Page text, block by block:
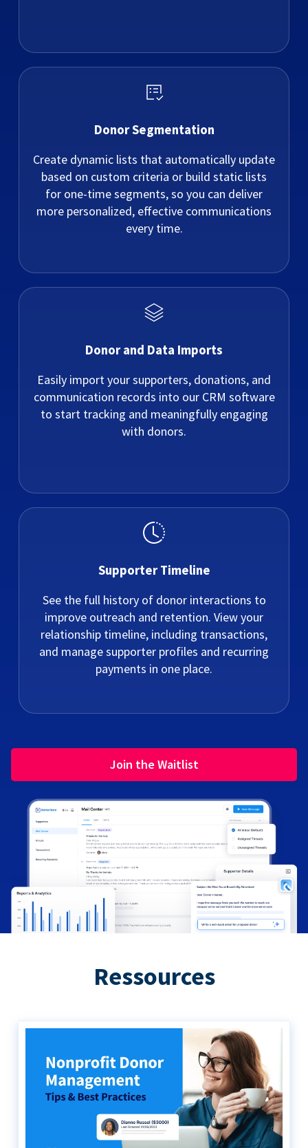
Donor Segmentation
Create dynamic lists that automatically update
based on custom criteria or build static lists
for one-time segments, so you can deliver
more personalized, effective communications
every time.
Donor and Data Imports
Easily import your supporters, donations, and
communication records into our CRM software
to start tracking and meaningfully engaging
with donors.
Supporter Timeline
See the full history of donor interactions to
improve outreach and retention. View your
relationship timeline, including transactions,
and manage supporter profiles and recurring
payments in one place.
Join the Waitlist
Ressources